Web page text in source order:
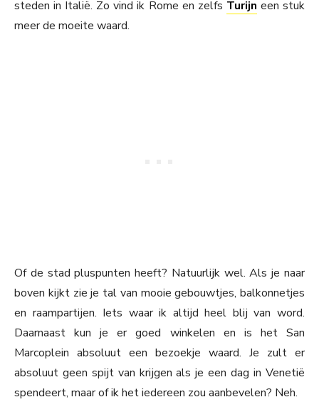
steden in Italië. Zo vind ik Rome en zelfs Turijn een stuk
meer de moeite waard.
Of de stad pluspunten heeft? Natuurlijk wel. Als je naar
boven kijkt zie je tal van mooie gebouwtjes, balkonnetjes
en raampartijen. Iets waar ik altijd heel blij van word.
Daarnaast kun je er goed winkelen en is het San
Marcoplein absoluut een bezoekje waard. Je zult er
absoluut geen spijt van krijgen als je een dag in Venetië
spendeert, maar of ik het iedereen zou aanbevelen? Neh.